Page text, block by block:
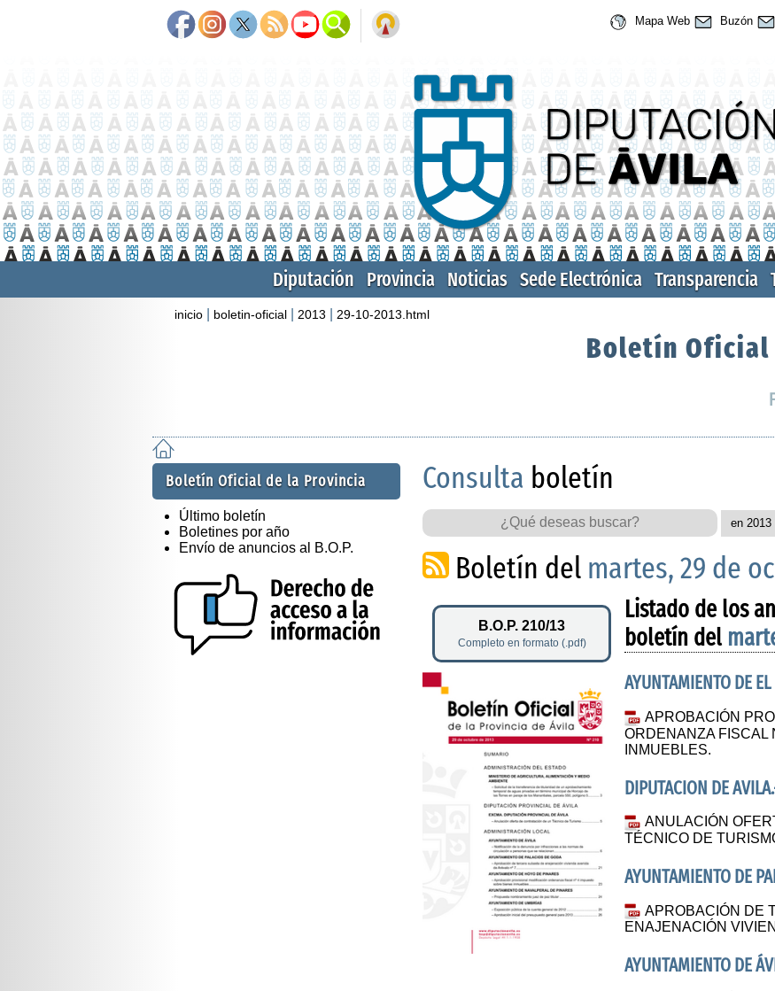
Mapa Web Buzón
Diputación Provincia Noticias Sede Electrónica Transparencia
inicio boletin-oficial 2013 29-10-2013.html
Boletín Oficial
Boletín Oficial de la Provincia
Último boletín
Boletines por año
Envío de anuncios al B.O.P.
Consulta boletín
Boletín del martes, 29 de
B.O.P. 210/13
Completo en formato (.pdf)
Listado de los
boletín del
AYUNTAMIENTO DE
APROBACIÓN
ORDENANZA FISCAL
INMUEBLES.
DIPUTACION DE
ANULACIÓN
TÉCNICO DE
AYUNTAMIENTO DE
APROBACIÓN DE
ENAJENACIÓN
AYUNTAMIENTO DE